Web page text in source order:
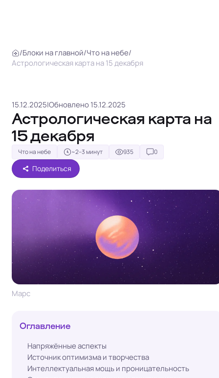
/Блоки на главной/Что на небе/
Астрологическая карта на 15 декабря
15.12.2025|Обновлено 15.12.2025
Астрологическая карта на
15 декабря
Что на небе ~2–3 минут 935 0
Поделиться
Марс
Оглавление
Напряжённые аспекты
Источник оптимизма и творчества
Интеллектуальная мощь и проницательность